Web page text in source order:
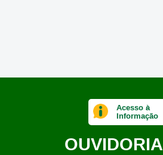
Acesso à
Informação
OUVIDORIA